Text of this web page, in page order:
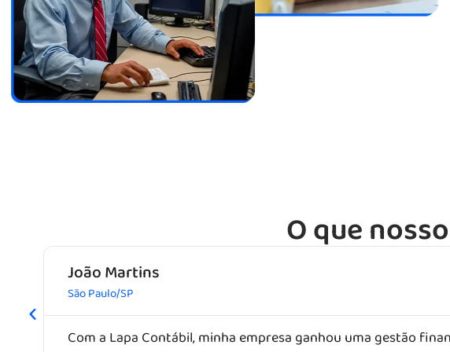
O que
João Martins
São Paulo/SP
Com a Lapa Contábil, minha empresa ganhou uma gestão